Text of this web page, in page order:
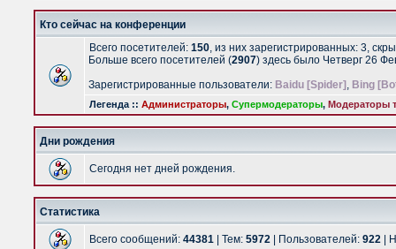
Кто сейчас на конференции
Всего посетителей: 150, из них зарегистрированных: 3,
Больше всего посетителей (2907) здесь было Четверг 26
Зарегистрированные пользователи: Baidu [Spider] , Bing
Легенда :: Администраторы, Супермодераторы, Модераторы
Дни рождения
Сегодня нет дней рождения.
Статистика
Всего сообщений: 44381 | Тем: 5972 | Пользователей: 922 |